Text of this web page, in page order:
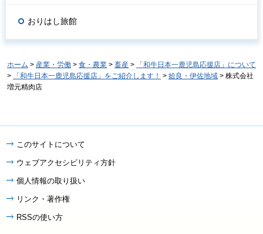
おりはし旅館
ホーム > 産業・労働 > 食・農業 > 畜産 >
「和牛日本一鹿児島応援店」について
>
「和牛日本一鹿児島応援店」をご紹介します！ > 姶良・伊佐地域 > 株式会社
増元精肉店
このサイトについて
ウェブアクセシビリティ方針
個人情報の取り扱い
リンク・著作権
RSSの使い方